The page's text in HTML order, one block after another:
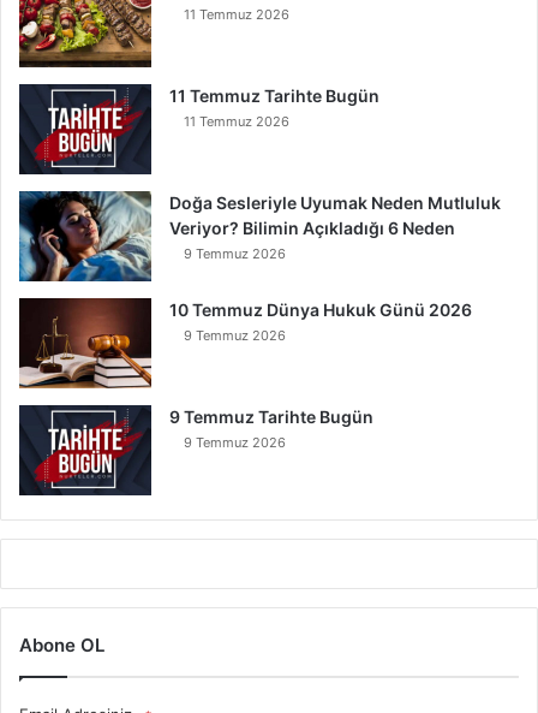
11 Temmuz 2026
11 Temmuz Tarihte Bugün
11 Temmuz 2026
Doğa Sesleriyle Uyumak Neden Mutluluk
Veriyor? Bilimin Açıkladığı 6 Neden
9 Temmuz 2026
10 Temmuz Dünya Hukuk Günü 2026
9 Temmuz 2026
9 Temmuz Tarihte Bugün
9 Temmuz 2026
Abone OL